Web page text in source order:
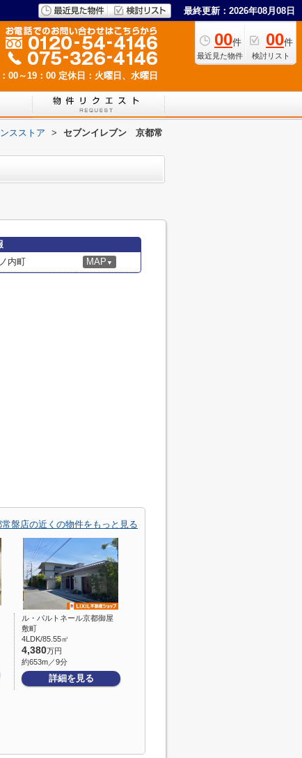
最終更新：2026年08月08日
00件
最近見た物件
00件
検討リスト
00～19：00 定休日：火曜日、水曜日
スストア >
セブンイレブン 京都常
内町 MAP ▼
盤店の近くの物件をもっと見る
ル・パルトネール京都御屋
敷町
4LDK/85.55㎡
4,380万円
約653m／9分
詳細を見る